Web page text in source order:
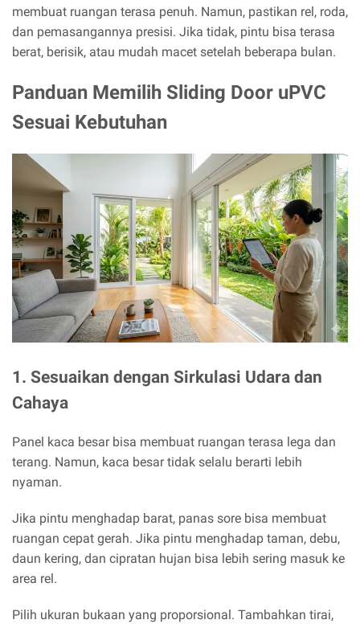
membuat ruangan terasa penuh. Namun, pastikan rel, roda,
dan pemasangannya presisi. Jika tidak, pintu bisa terasa
berat, berisik, atau mudah macet setelah beberapa bulan.
Panduan Memilih Sliding Door uPVC
Sesuai Kebutuhan
1. Sesuaikan dengan Sirkulasi Udara dan
Cahaya
Panel kaca besar bisa membuat ruangan terasa lega dan
terang. Namun, kaca besar tidak selalu berarti lebih
nyaman.
Jika pintu menghadap barat, panas sore bisa membuat
ruangan cepat gerah. Jika pintu menghadap taman, debu,
daun kering, dan cipratan hujan bisa lebih sering masuk ke
area rel.
Pilih ukuran bukaan yang proporsional. Tambahkan tirai,